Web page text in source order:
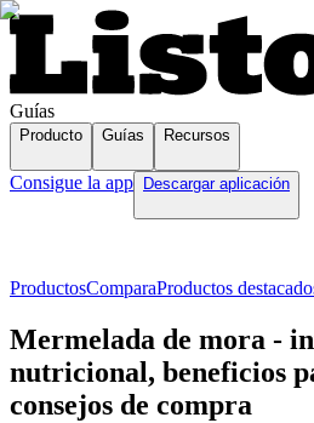
Guías
Producto Guías Recursos
Consigue la app Descargar aplicación
ProductosComparaProductos
Mermelada de mora -
nutricional, beneficios
consejos de compra